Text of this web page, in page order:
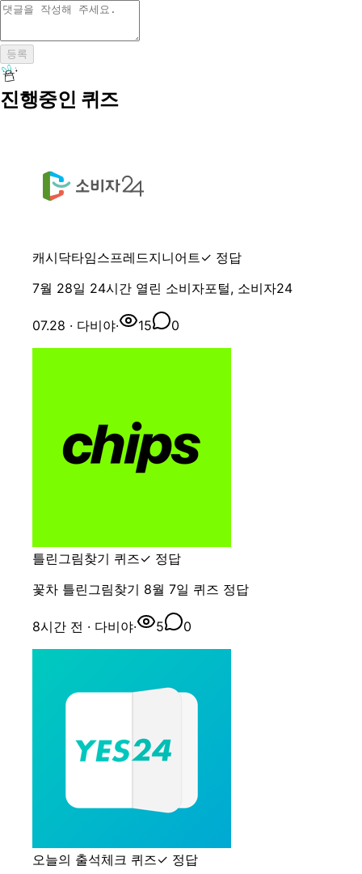
등록
진행중인 퀴즈
캐시닥타임스프레드지니어트✓ 정답
7월 28일 24시간 열린 소비자포털, 소비자24
07.28 · 다비야· 15 0
틀린그림찾기 퀴즈✓ 정답
꽃차 틀린그림찾기 8월 7일 퀴즈 정답
8시간 전 · 다비야· 5 0
오늘의 출석체크 퀴즈✓ 정답